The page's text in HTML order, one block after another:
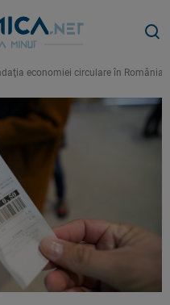
economiei circulare în